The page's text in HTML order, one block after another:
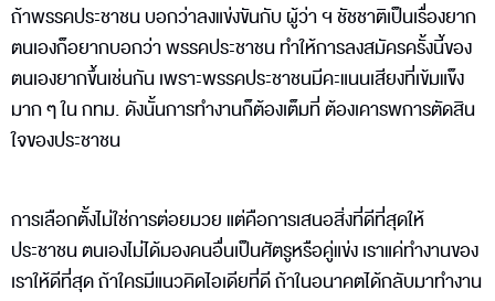
ถ้าพรรคประชาชน บอกว่าลงแข่งขันกับ ผู้ว่า ฯ ชัชชาติเป็นเรื่องยาก
ตนเองก็อยากบอกว่า พรรคประชาชน ทำให้การลงสมัครครั้งนี้ของ
ตนเองยากขึ้นเช่นกัน เพราะพรรคประชาชนมีคะแนนเสียงที่เข้มแข็ง
มาก ๆ ใน กทม. ดังนั้นการทำงานก็ต้องเต็มที่ ต้องเคารพการตัดสิน
ใจของประชาชน
การเลือกตั้งไม่ใช่การต่อยมวย แต่คือการเสนอสิ่งที่ดีที่สุดให้
ประชาชน ตนเองไม่ได้มองคนอื่นเป็นศัตรูหรือคู่แข่ง เราแค่ทำงานของ
เราให้ดีที่สุด ถ้าใครมีแนวคิดไอเดียที่ดี ถ้าในอนาคตได้กลับมาทำงาน